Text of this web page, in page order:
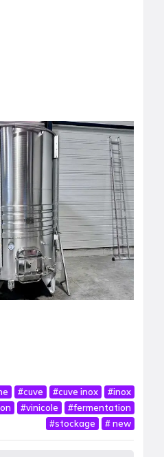
#cuve #cuve inox #inox
#vinicole #fermentation
#stockage #new